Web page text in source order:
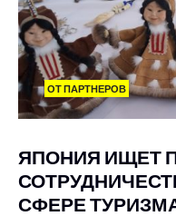
ОТ ПАРТНЕРОВ
ЯПОНИЯ ИЩЕТ
СФЕРЕ